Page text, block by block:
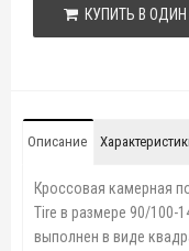
КУПИТЬ В ОДИН
Описание
Кроссовая камерная
Tire в размере 90/100-
выполнен в виде